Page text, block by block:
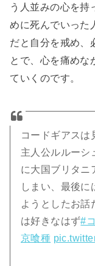
う人並みの心を持
めに死んでいった
だと自分を戒め、
とで、心を痛めな
ていくのです。
コードギアスは
主人公ルルーシ
に大国ブリタニ
しまい、最後に
ようとしたお話
は好きなはず#
京喰種